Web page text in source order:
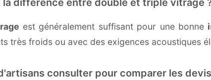
est généralement suffisant pour une bonne
très froids ou avec des exigences acoustiques
consulter pour comparer les